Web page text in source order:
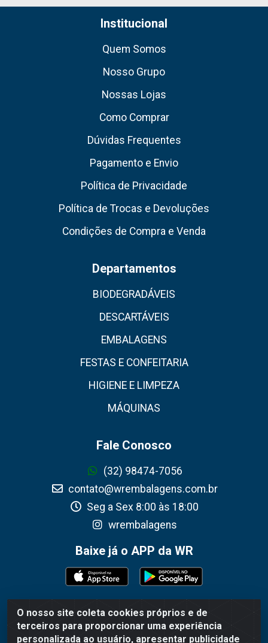
O nosso site coleta cookies próprios e de
terceiros para proporcionar uma experiência
personalizada ao usuário, apresentar publicidade
Institucional
Quem Somos
Nosso Grupo
Nossas Lojas
Como Comprar
Dúvidas Frequentes
Pagamento e Envio
Política de Privacidade
Política de Trocas e Devoluções
Condições de Compra e Venda
Departamentos
BIODEGRADÁVEIS
DESCARTÁVEIS
EMBALAGENS
FESTAS E CONFEITARIA
HIGIENE E LIMPEZA
MÁQUINAS
Fale Conosco
(32) 98474-7056
contato@wrembalagens.com.br
Seg a Sex 8:00 às 18:00
wrembalagens
Baixe já o APP da WR
WR Embalagens - R. Cel. Teodoro Gomes de Araújo,
1360 - Grogotó - Barbacena / MG - CEP 36202-628 -